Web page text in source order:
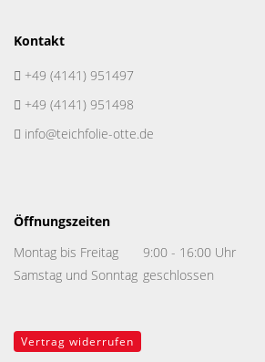
Kontakt
+49 (4141) 951497
+49 (4141) 951498
info@teichfolie-otte.de
Öffnungszeiten
Montag bis Freitag
9:00 - 16:00 Uhr
Samstag und Sonntag geschlossen
Vertrag widerrufen